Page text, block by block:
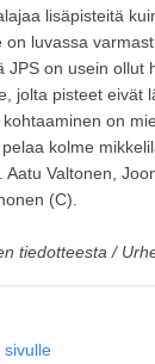
lisäpisteitä
on luvassa
JPS on usein ollut
jolta pisteet eivät
on
kolme
Aatu Valtonen,
(C).
tiedotteesta /
sivulle